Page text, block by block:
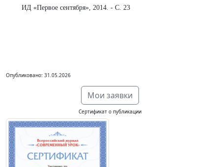
ИД «Первое сентября», 2014. - С. 23
Опубликовано: 31.05.2026
Мои заявки
Сертификат о публикации